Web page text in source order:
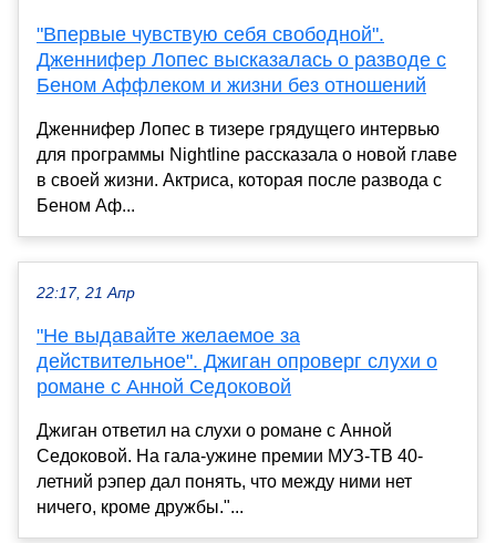
"Впервые чувствую себя свободной".
Дженнифер Лопес высказалась о разводе с
Беном Аффлеком и жизни без отношений
Дженнифер Лопес в тизере грядущего интервью
для программы Nightline рассказала о новой главе
в своей жизни. Актриса, которая после развода с
Беном Аф...
22:17, 21 Апр
"Не выдавайте желаемое за
действительное". Джиган опроверг слухи о
романе с Анной Седоковой
Джиган ответил на слухи о романе с Анной
Седоковой. На гала-ужине премии МУЗ-ТВ 40-
летний рэпер дал понять, что между ними нет
ничего, кроме дружбы."...